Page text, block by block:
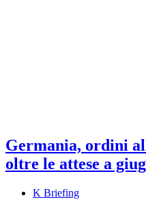
Germania, ordini
oltre le attese a
K Briefing